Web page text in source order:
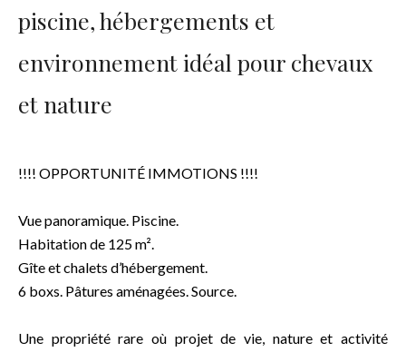
piscine, hébergements et
environnement idéal pour chevaux
et nature
!!!! OPPORTUNITÉ IMMOTIONS !!!!
Vue panoramique. Piscine.
Habitation de 125 m².
Gîte et chalets d’hébergement.
6 boxs. Pâtures aménagées. Source.
Une propriété rare où projet de vie, nature et activité